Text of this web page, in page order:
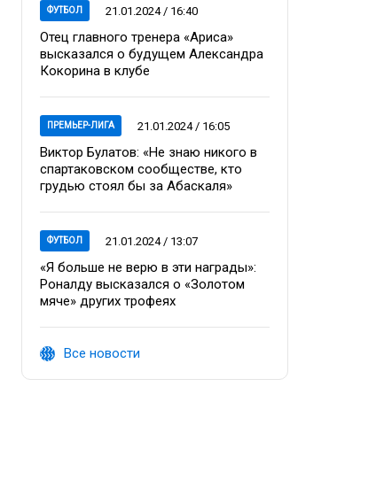
ФУТБОЛ 21.01.2024 / 16:40
Отец главного тренера «Ариса»
высказался о будущем Александра
Кокорина в клубе
ПРЕМЬЕР-ЛИГА 21.01.2024 / 16:05
Виктор Булатов: «Не знаю никого в
спартаковском сообществе, кто
грудью стоял бы за Абаскаля»
ФУТБОЛ 21.01.2024 / 13:07
«Я больше не верю в эти награды»:
Роналду высказался о «Золотом
мяче» других трофеях
Все новости